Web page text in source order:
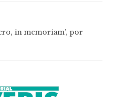
in memoriam', por